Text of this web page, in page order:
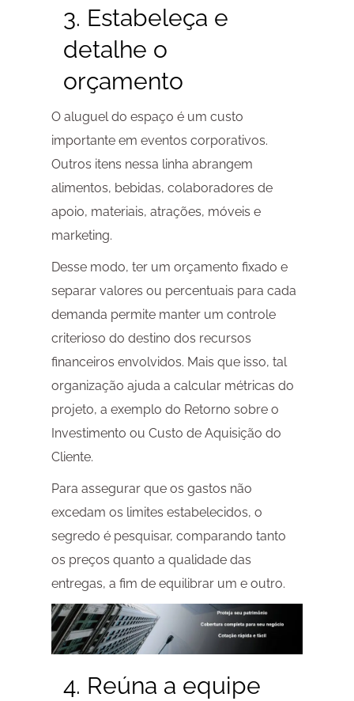
3. Estabeleça e
detalhe o
orçamento
O aluguel do espaço é um custo
importante em eventos corporativos.
Outros itens nessa linha abrangem
alimentos, bebidas, colaboradores de
apoio, materiais, atrações, móveis e
marketing.
Desse modo, ter um orçamento fixado e
separar valores ou percentuais para cada
demanda permite manter um controle
criterioso do destino dos recursos
financeiros envolvidos. Mais que isso, tal
organização ajuda a calcular métricas do
projeto, a exemplo do Retorno sobre o
Investimento ou Custo de Aquisição do
Cliente.
Para assegurar que os gastos não
excedam os limites estabelecidos, o
segredo é pesquisar, comparando tanto
os preços quanto a qualidade das
entregas, a fim de equilibrar um e outro.
4. Reúna a equipe